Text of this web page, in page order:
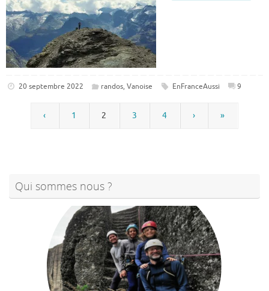
20 septembre 2022 randos,Vanoise EnFranceAussi 9
‹ 1 2 3 4 › »
Qui sommes nous ?